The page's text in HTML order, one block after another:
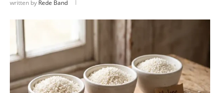
written by Rede Band